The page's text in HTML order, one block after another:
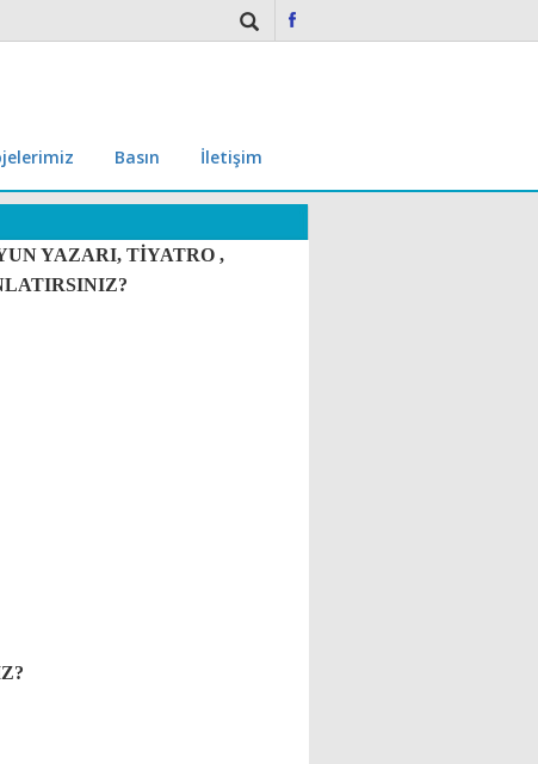
Basın İletişim
YAZARI, TİYATRO ,